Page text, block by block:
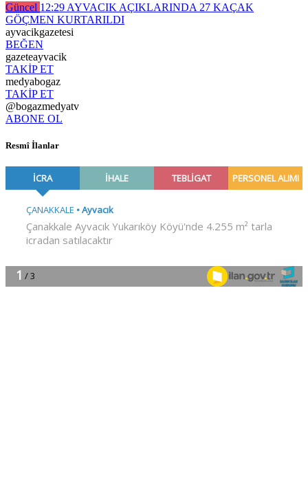
Güncel 12:29 AYVACIK AÇIKLARINDA 27 KAÇAK
GÖÇMEN KURTARILDI
ayvacikgazetesi
BEĞEN
gazeteayvacik
TAKİP ET
medyabogaz
TAKİP ET
@bogazmedyatv
ABONE OL
Resmî İlanlar